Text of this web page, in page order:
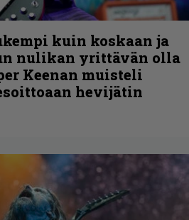
kuin koskaan ja
nulikan yrittävän olla
Keenan muisteli
hevijätin